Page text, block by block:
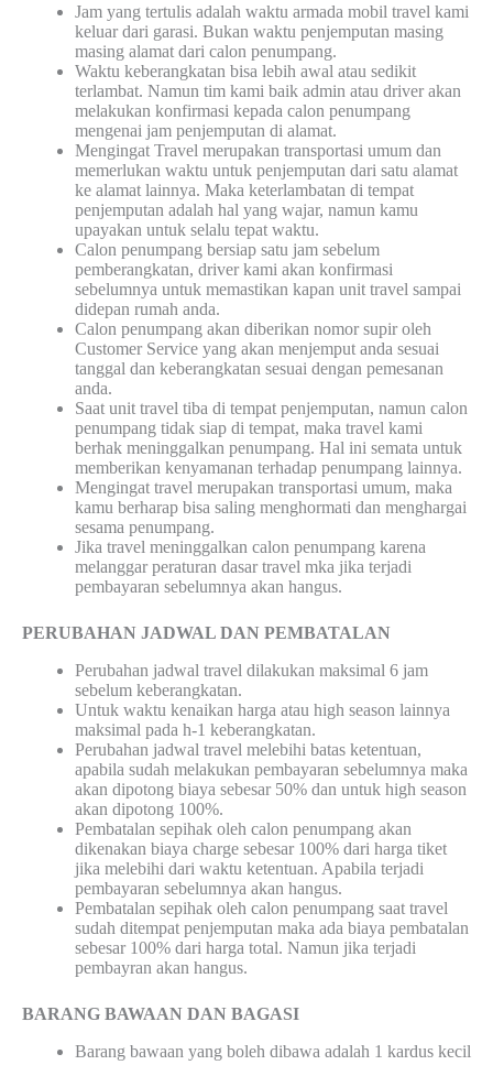
Jam yang tertulis adalah waktu armada mobil travel kami
keluar dari garasi. Bukan waktu penjemputan masing
masing alamat dari calon penumpang.
Waktu keberangkatan bisa lebih awal atau sedikit
terlambat. Namun tim kami baik admin atau driver akan
melakukan konfirmasi kepada calon penumpang
mengenai jam penjemputan di alamat.
Mengingat Travel merupakan transportasi umum dan
memerlukan waktu untuk penjemputan dari satu alamat
ke alamat lainnya. Maka keterlambatan di tempat
penjemputan adalah hal yang wajar, namun kamu
upayakan untuk selalu tepat waktu.
Calon penumpang bersiap satu jam sebelum
pemberangkatan, driver kami akan konfirmasi
sebelumnya untuk memastikan kapan unit travel sampai
didepan rumah anda.
Calon penumpang akan diberikan nomor supir oleh
Customer Service yang akan menjemput anda sesuai
tanggal dan keberangkatan sesuai dengan pemesanan
anda.
Saat unit travel tiba di tempat penjemputan, namun calon
penumpang tidak siap di tempat, maka travel kami
berhak meninggalkan penumpang. Hal ini semata untuk
memberikan kenyamanan terhadap penumpang lainnya.
Mengingat travel merupakan transportasi umum, maka
kamu berharap bisa saling menghormati dan menghargai
sesama penumpang.
Jika travel meninggalkan calon penumpang karena
melanggar peraturan dasar travel mka jika terjadi
pembayaran sebelumnya akan hangus.
PERUBAHAN JADWAL DAN PEMBATALAN
Perubahan jadwal travel dilakukan maksimal 6 jam
sebelum keberangkatan.
Untuk waktu kenaikan harga atau high season lainnya
maksimal pada h-1 keberangkatan.
Perubahan jadwal travel melebihi batas ketentuan,
apabila sudah melakukan pembayaran sebelumnya maka
akan dipotong biaya sebesar 50% dan untuk high season
akan dipotong 100%.
Pembatalan sepihak oleh calon penumpang akan
dikenakan biaya charge sebesar 100% dari harga tiket
jika melebihi dari waktu ketentuan. Apabila terjadi
pembayaran sebelumnya akan hangus.
Pembatalan sepihak oleh calon penumpang saat travel
sudah ditempat penjemputan maka ada biaya pembatalan
sebesar 100% dari harga total. Namun jika terjadi
pembayran akan hangus.
BARANG BAWAAN DAN BAGASI
Barang bawaan yang boleh dibawa adalah 1 kardus kecil